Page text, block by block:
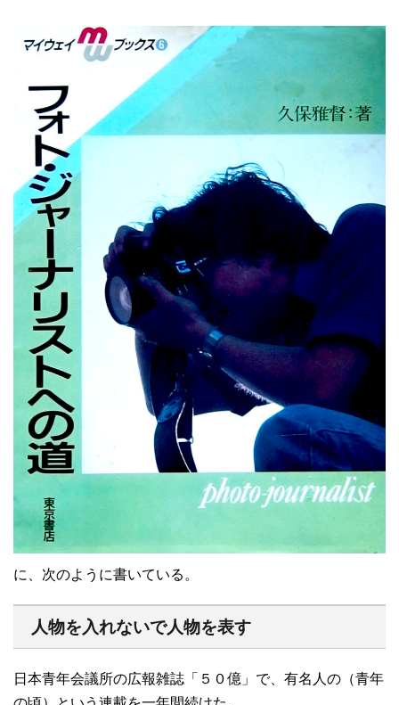
に、次のように書いている。
人物を入れないで人物を表す
日本青年会議所の広報雑誌「５０億」で、有名人の（青年